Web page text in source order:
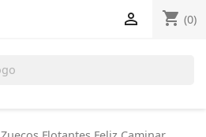
shopping_cart (0)
